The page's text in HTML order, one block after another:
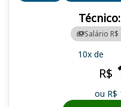
Salário
10x de
R$
ou R$